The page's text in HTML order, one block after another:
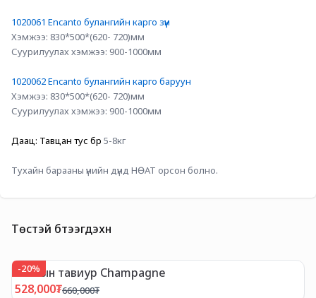
1020061 Encanto булангийн карго зүүн
Хэмжээ: 830*500*(620- 720)мм
Суурилуулах хэмжээ: 900-1000мм
1020062 Encanto булангийн карго баруун
Хэмжээ: 830*500*(620- 720)мм
Суурилуулах хэмжээ: 900-1000мм
Даац: Тавцан тус бүр 5-8кг
Тухайн барааны үнийн дүнд НӨАТ орсон болно.
Төстэй бүтээгдэхүүн
-20%
Гоёлын тавиур Champagne
528,000₮660,000₮